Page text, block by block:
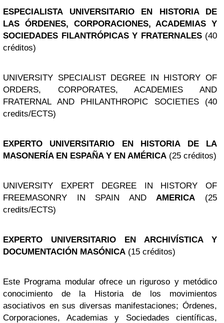
ESPECIALISTA UNIVERSITARIO EN HISTORIA DE
LAS ÓRDENES, CORPORACIONES, ACADEMIAS Y
SOCIEDADES FILANTRÓPICAS Y FRATERNALES(40
créditos)
UNIVERSITY SPECIALIST DEGREE IN HISTORY OF
ORDERS, CORPORATES, ACADEMIES AND
FRATERNAL AND PHILANTHROPIC SOCIETIES (40
credits/ECTS)
EXPERTO UNIVERSITARIO EN HISTORIA DE LA
MASONERÍA EN ESPAÑA Y EN AMÉRICA (25 créditos)
UNIVERSITY EXPERT DEGREE IN HISTORY OF
FREEMASONRY IN SPAIN ANDAMERICA (25
credits/ECTS)
EXPERTO UNIVERSITARIO EN ARCHIVÍSTICA Y
DOCUMENTACIÓN MASÓNICA (15 créditos)
Este Programa modular ofrece un riguroso y metódico
conocimiento de la Historia de los movimientos
asociativos en sus diversas manifestaciones; Órdenes,
Corporaciones, Academias y Sociedades científicas,